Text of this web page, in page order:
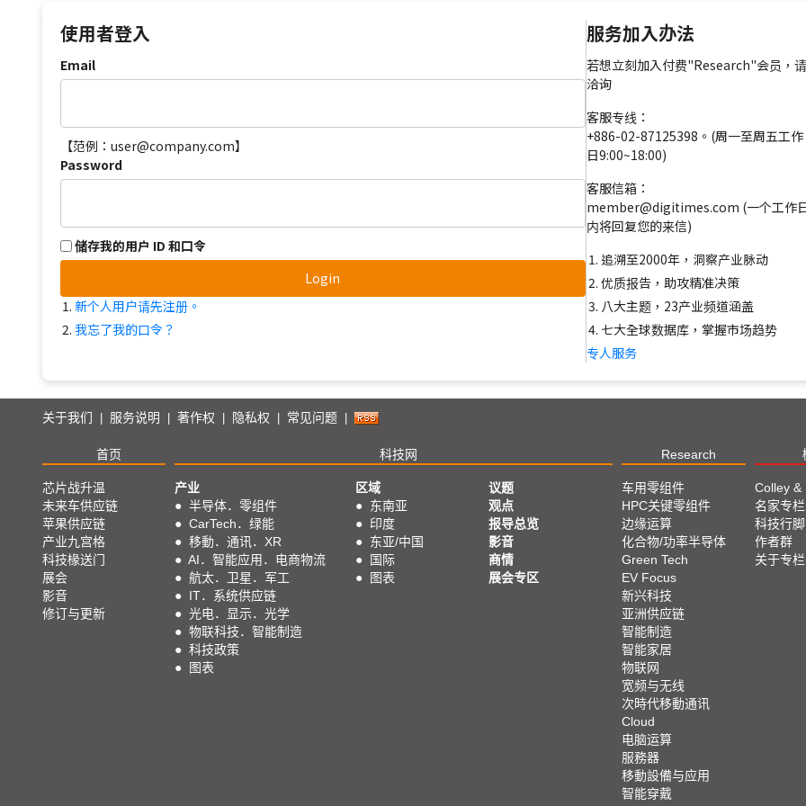
使用者登入
Email
【范例：user@company.com】
Password
储存我的用户 ID 和口令
Login
新个人用户请先注册。
我忘了我的口令？
服务加入办法
若想立刻加入付费"Research"会员，请
洽询
客服专线：
+886-02-87125398。(周一至周五工作
日9:00~18:00)
客服信箱：
member@digitimes.com (一个工作
内将回复您的来信)
追溯至2000年，洞察产业脉动
优质报告，助攻精准决策
八大主题，23产业频道涵盖
七大全球数据库，掌握市场趋势
专人服务
关于我们 服务说明 著作权 隐私权 常见问题
首页 科技网 Research
芯片战升温
未来车供应链
苹果供应链
产业九宫格
科技椽送门
展会
影音
修订与更新
产业
● 半导体．零组件
● CarTech．绿能
● 移動．通讯．XR
● AI．智能应用．电商物流
● 航太．卫星．军工
● IT．系统供应链
● 光电．显示．光学
● 物联科技．智能制造
● 科技政策
●
图表
区域
● 东南亚
● 印度
● 东亚/中国
●
国际
●
图表
议题
观点
报导总览
影音
商情
展会专区
车用零组件
HPC关键零组件
边缘运算
化合物/功率半导体
Green Tech
EV Focus
新兴科技
亚洲供应链
智能制造
智能家居
物联网
宽频与无线
次時代移動通讯
Cloud
电脑运算
服務器
移動設備与应用
智能穿戴
Colley &
名家专栏
科技行脚
作者群
关于专栏